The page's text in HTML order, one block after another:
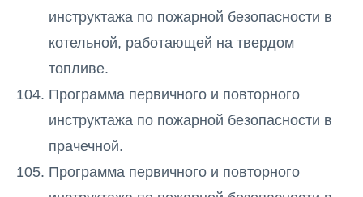
инструктажа по пожарной безопасности в
котельной, работающей на твердом
топливе.
Программа первичного и повторного
инструктажа по пожарной безопасности в
прачечной.
Программа первичного и повторного